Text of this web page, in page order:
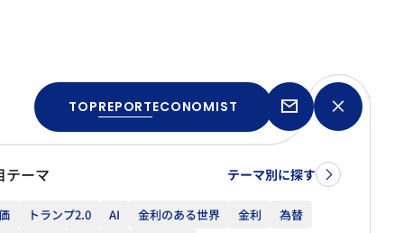
TOPREPORTECONOMIST
テーマ テーマ別に探す
トランプ2.0 AI 金利のある世界 金利
為替